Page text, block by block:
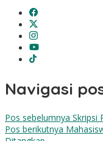
Navigasi
Pos sebelumnya Skripsi
Pos berikutnya